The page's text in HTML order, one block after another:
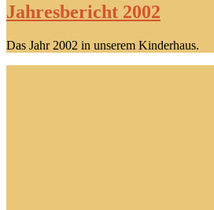
Jahresbericht 2002
Das Jahr 2002 in unserem Kinderhaus.